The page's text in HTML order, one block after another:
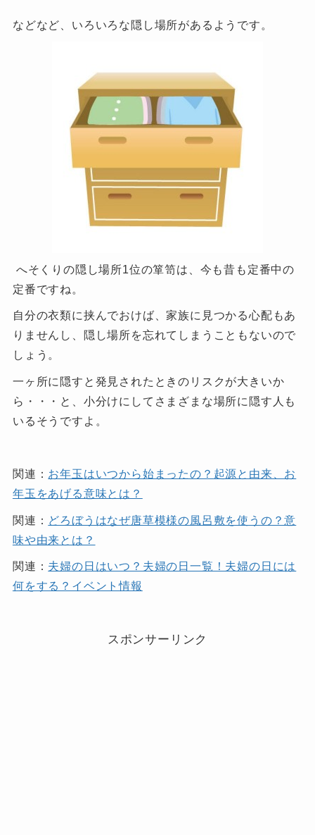
などなど、いろいろな隠し場所があるようです。
へそくりの隠し場所1位の箪笥は、今も昔も定番中の
定番ですね。
自分の衣類に挟んでおけば、家族に見つかる心配もあ
りませんし、隠し場所を忘れてしまうこともないので
しょう。
一ヶ所に隠すと発見されたときのリスクが大きいか
ら・・・と、小分けにしてさまざまな場所に隠す人も
いるそうですよ。
関連： お年玉はいつから始まったの？起源と由来、お
年玉をあげる意味とは？
関連： どろぼうはなぜ唐草模様の風呂敷を使うの？意
味や由来とは？
関連： 夫婦の日はいつ？夫婦の日一覧！夫婦の日には
何をする？イベント情報
スポンサーリンク